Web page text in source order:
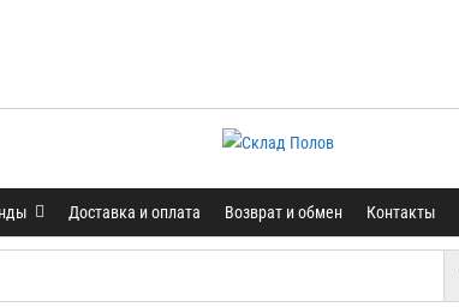
Доставка и оплата Возврат и обмен Контакты